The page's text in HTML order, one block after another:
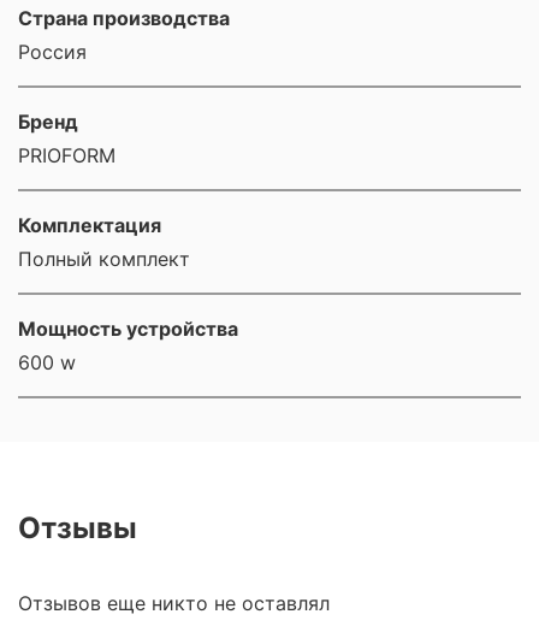
Страна производства
Россия
Бренд
PRIOFORM
Комплектация
Полный комплект
Мощность устройства
600 w
Отзывы
Отзывов еще никто не оставлял